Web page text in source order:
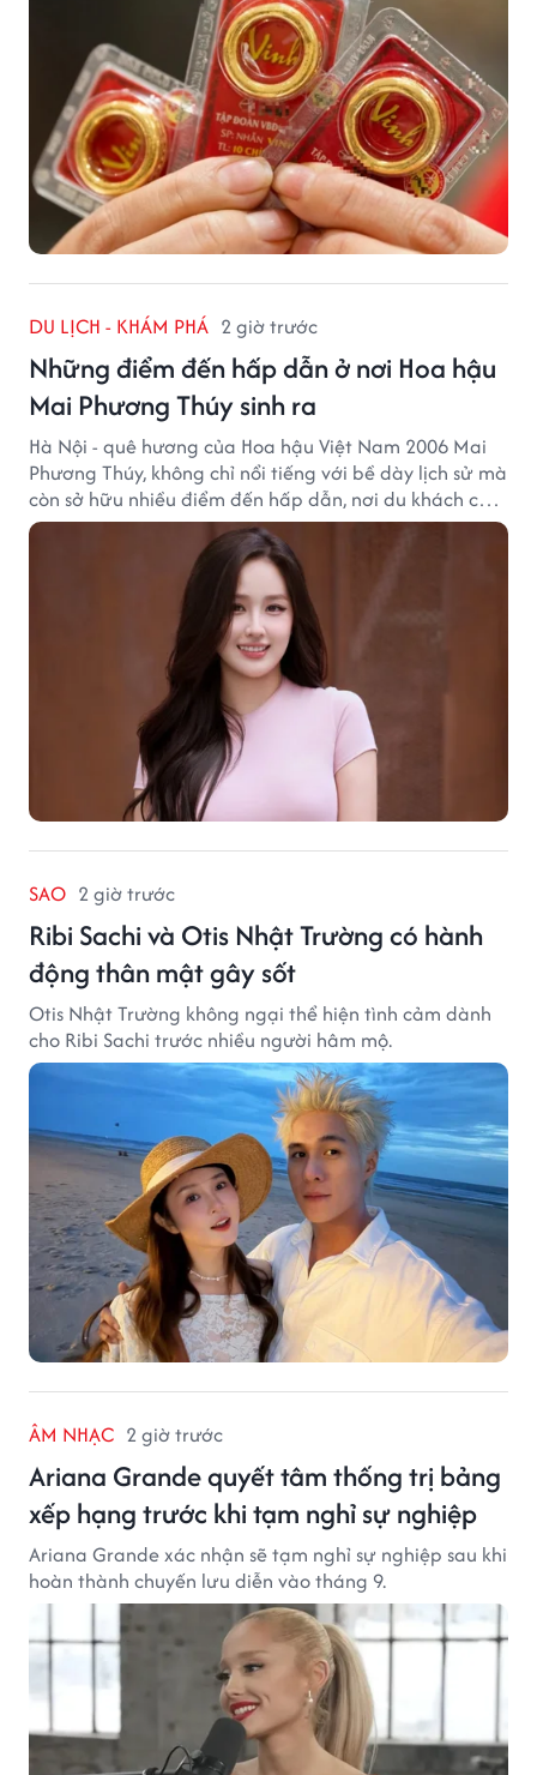
DU LỊCH - KHÁM PHÁ 2 giờ trước
Những điểm đến hấp dẫn ở nơi Hoa hậu
Mai Phương Thúy sinh ra
Hà Nội - quê hương của Hoa hậu Việt Nam 2006 Mai
Phương Thúy, không chỉ nổi tiếng với bề dày lịch sử mà
còn sở hữu nhiều điểm đến hấp dẫn, nơi du khách có
thể cảm nhận trọn vẹn vẻ đẹp cổ kính xen lẫn nhịp
sống hiện đại của Thủ đô.
SAO 2 giờ trước
Ribi Sachi và Otis Nhật Trường có hành
động thân mật gây sốt
Otis Nhật Trường không ngại thể hiện tình cảm dành
cho Ribi Sachi trước nhiều người hâm mộ.
ÂM NHẠC 2 giờ trước
Ariana Grande quyết tâm thống trị bảng
xếp hạng trước khi tạm nghỉ sự nghiệp
Ariana Grande xác nhận sẽ tạm nghỉ sự nghiệp sau khi
hoàn thành chuyến lưu diễn vào tháng 9.